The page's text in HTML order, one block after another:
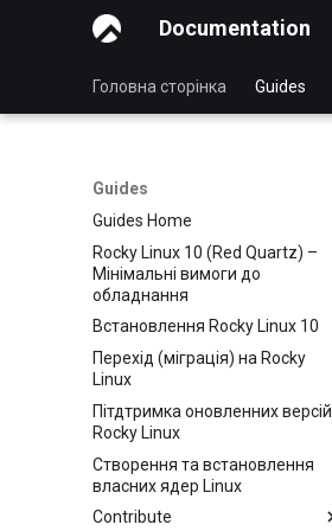
Documentation
Головна сторінка Guides
Guides
Guides Home
Rocky Linux 10 (Red Quartz) –
Мінімальні вимоги до
обладнання
Встановлення Rocky Linux 10
Перехід (міграція) на Rocky
Linux
Пітдтримка оновленних версій
Rocky Linux
Створення та встановлення
власних ядер Linux
Contribute